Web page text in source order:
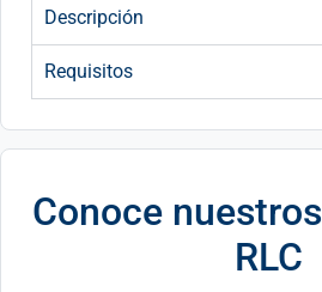
Descripción
Requisitos
Conoce nuestros
RLC